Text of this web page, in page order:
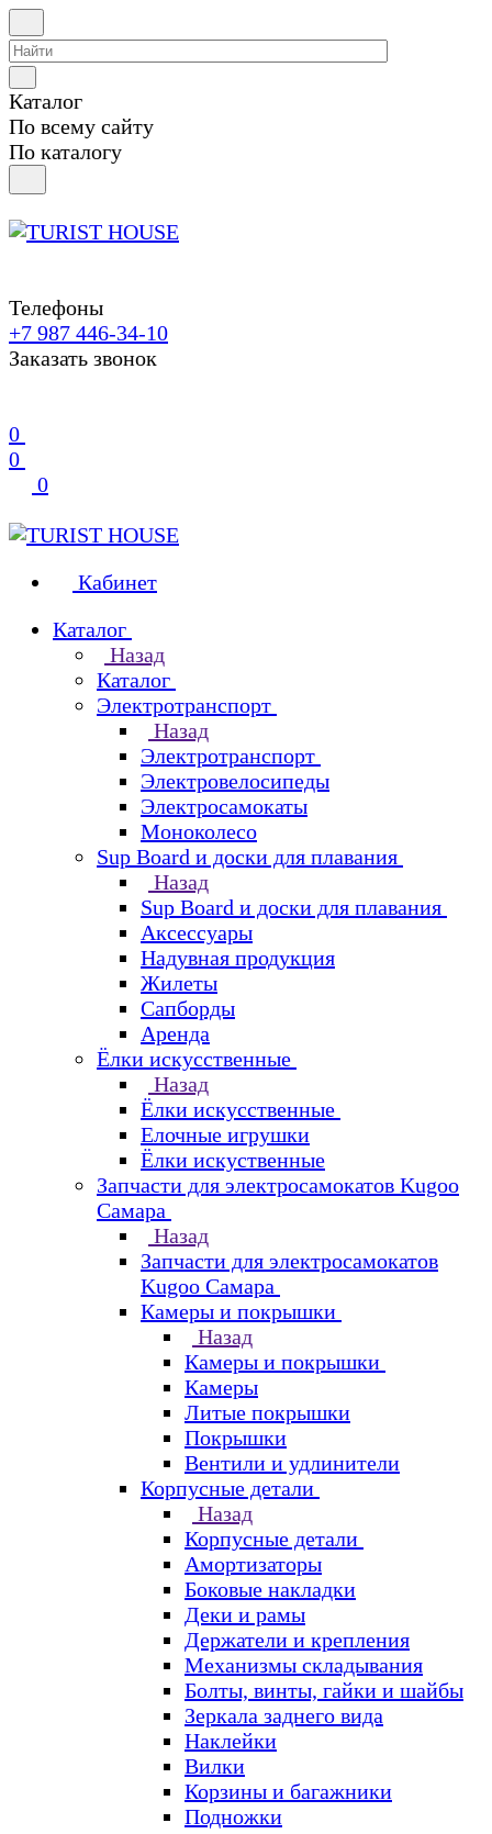
Каталог
По всему сайту
По каталогу
Телефоны
+7 987 446-34-10
Заказать звонок
0
0
0
Кабинет
Каталог
Назад
Каталог
Электротранспорт
Назад
Электротранспорт
Электровелосипеды
Электросамокаты
Моноколесо
Sup Board и доски для плавания
Назад
Sup Board и доски для плавания
Аксессуары
Надувная продукция
Жилеты
Сапборды
Аренда
Ёлки искусственные
Назад
Ёлки искусственные
Елочные игрушки
Ёлки искуственные
Запчасти для электросамокатов Kugoo
Самара
Назад
Запчасти для электросамокатов
Kugoo Самара
Камеры и покрышки
Назад
Камеры и покрышки
Камеры
Литые покрышки
Покрышки
Вентили и удлинители
Корпусные детали
Назад
Корпусные детали
Амортизаторы
Боковые накладки
Деки и рамы
Держатели и крепления
Механизмы складывания
Болты, винты, гайки и шайбы
Зеркала заднего вида
Наклейки
Вилки
Корзины и багажники
Подножки